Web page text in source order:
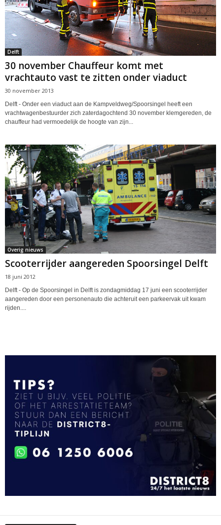
Delft
30 november Chauffeur komt met
vrachtauto vast te zitten onder viaduct
30 november 2013
Delft - Onder een viaduct aan de Kampveldweg/Spoorsingel heeft een
vrachtwagenbestuurder zich zaterdagochtend 30 november klemgereden, de
chauffeur had vermoedelijk de hoogte van zijn...
Overig nieuws
Scooterrijder aangereden Spoorsingel Delft
18 juni 2012
Delft - Op de Spoorsingel in Delft is zondagmiddag 17 juni een scooterrijder
aangereden door een personenauto die achteruit een parkeervak uit kwam
rijden....